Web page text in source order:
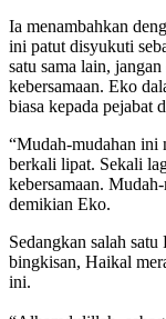
Ia menambahkan
ini patut disyukuti
satu sama lain,
kebersamaan. Eko
biasa kepada pejabat
“Mudah-mudahan ini
berkali lipat. Sekali
kebersamaan.
demikian Eko.
Sedangkan salah
bingkisan, Haikal
ini.